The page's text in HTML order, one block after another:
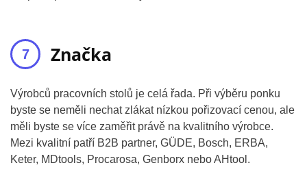
Značka
Výrobců pracovních stolů je celá řada. Při výběru ponku
byste se neměli nechat zlákat nízkou pořizovací cenou, ale
měli byste se více zaměřit právě na kvalitního výrobce.
Mezi kvalitní patří B2B partner, GÜDE, Bosch, ERBA,
Keter, MDtools, Procarosa, Genborx nebo AHtool.